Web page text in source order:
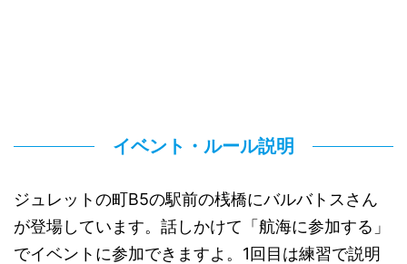
イベント・ルール説明
ジュレットの町B5の駅前の桟橋にバルバトスさん
が登場しています。話しかけて「航海に参加する」
でイベントに参加できますよ。1回目は練習で説明